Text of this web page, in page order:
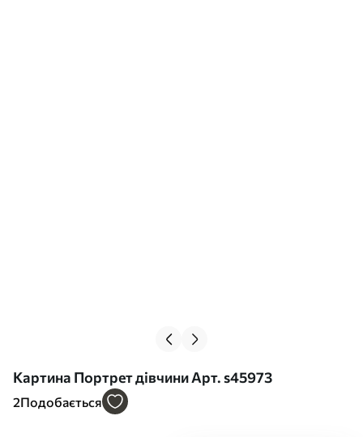
Картина Портрет дівчини Арт. s45973
2Подобається